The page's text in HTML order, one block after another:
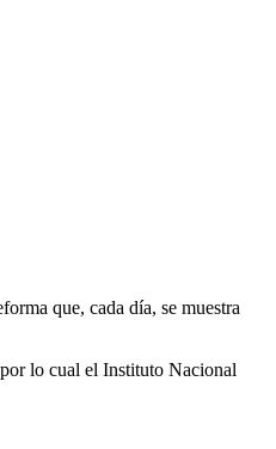
que, cada día, se muestra
lo cual el Instituto Nacional